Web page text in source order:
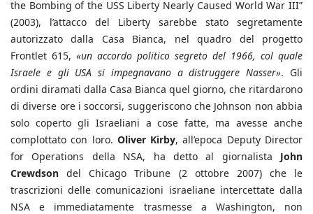
the Bombing of the USS Liberty Nearly Caused World War III”
(2003), l’attacco del Liberty sarebbe stato segretamente
autorizzato dalla Casa Bianca, nel quadro del progetto
Frontlet 615, «un accordo politico segreto del 1966, col quale
Israele e gli USA si impegnavano a distruggere Nasser». Gli
ordini diramati dalla Casa Bianca quel giorno, che ritardarono
di diverse ore i soccorsi, suggeriscono che Johnson non abbia
solo coperto gli Israeliani a cose fatte, ma avesse anche
complottato con loro. Oliver Kirby, all’epoca Deputy Director
for Operations della NSA, ha detto al giornalista John
Crewdson del Chicago Tribune (2 ottobre 2007) che le
trascrizioni delle comunicazioni israeliane intercettate dalla
NSA e immediatamente trasmesse a Washington, non